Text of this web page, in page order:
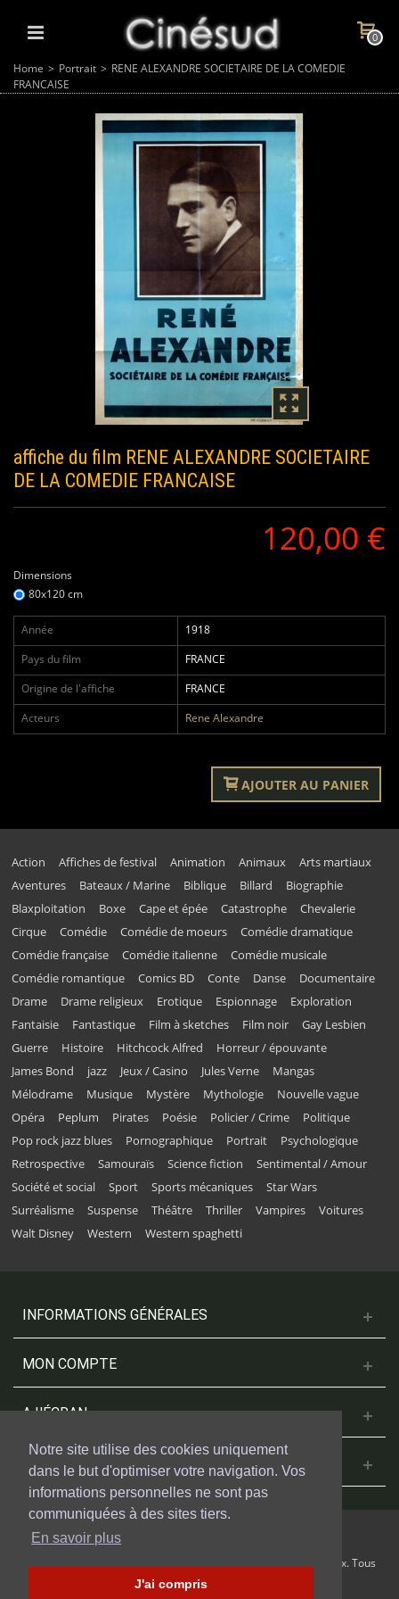
Notre site utilise des cookies uniquement
dans le but d'optimiser votre navigation. Vos
informations personnelles ne sont pas
communiquées à des sites tiers.
En savoir plus
J'ai compris
0
Home > Portrait > RENE ALEXANDRE SOCIETAIRE DE LA COMEDIE
FRANCAISE
affiche du film RENE ALEXANDRE SOCIETAIRE
DE LA COMEDIE FRANCAISE
120,00 €
Dimensions
80x120 cm
Année
1918
Pays du film
FRANCE
Origine de l'affiche
FRANCE
Acteurs
Rene Alexandre
AJOUTER AU PANIER
Action Affiches de festival Animation Animaux
Arts martiaux
Aventures
Bateaux / Marine Biblique Billard
Biographie
Blaxploitation
Boxe Cape et épée Catastrophe
Chevalerie
Cirque
Comédie Comédie de moeurs
Comédie dramatique
Comédie française
Comédie italienne
Comédie musicale
Comédie romantique
Comics BD Conte Danse
Documentaire
Drame
Drame religieux Erotique Espionnage
Exploration
Fantaisie
Fantastique Film à sketches Film noir
Gay Lesbien
Guerre
Histoire Hitchcock Alfred
Horreur / épouvante
James Bond
jazz Jeux / Casino Jules Verne
Mangas
Mélodrame
Musique Mystère Mythologie
Nouvelle vague
Opéra
Peplum Pirates Poésie Policier / Crime
Politique
Pop rock jazz blues
Pornographique Portrait
Psychologique
Retrospective
Samouraïs Science fiction
Sentimental / Amour
Société et social
Sport Sports mécaniques
Star Wars
Surréalisme
Suspense Théâtre Thriller Vampires
Voitures
Walt Disney
Western Western spaghetti
INFORMATIONS GÉNÉRALES
MON COMPTE
A L'ÉCRAN
NOUS CONTACTER
© 2018 Cinesud Affiches réalisé avec Presta Shop™ par Weblogix. Tous
droits reservés.